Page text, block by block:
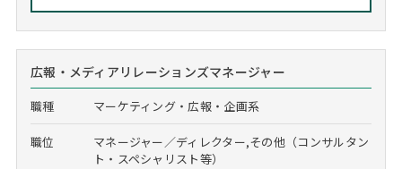
広報・メディアリレーションズマネージャー
職種 マーケティング・広報・企画系
職位
マネージャー／ディレクター,その他（コンサルタン
ト・スペシャリスト等）